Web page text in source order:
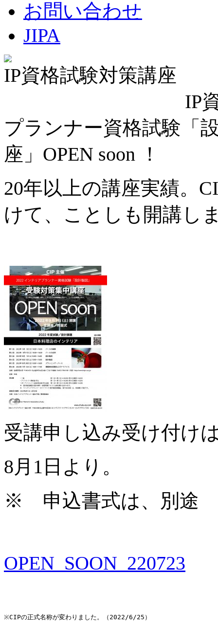
お問い合わせ
JIPA
IP資格試験対策講座
IP
プランナー資格試験「
座」OPEN soon ！
20年以上の講座実績。
けて、ことしも開講し
受講申し込み受け付け
8月1日より。
※ 申込書式は、別途
OPEN_SOON_220723
※CIPの正式名称が変わりました。（2022/6/25）